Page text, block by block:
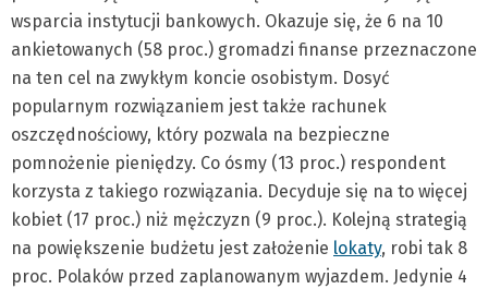
wsparcia instytucji bankowych. Okazuje się, że 6 na 10
ankietowanych (58 proc.) gromadzi finanse przeznaczone
na ten cel na zwykłym koncie osobistym. Dosyć
popularnym rozwiązaniem jest także rachunek
oszczędnościowy, który pozwala na bezpieczne
pomnożenie pieniędzy. Co ósmy (13 proc.) respondent
korzysta z takiego rozwiązania. Decyduje się na to więcej
kobiet (17 proc.) niż mężczyzn (9 proc.). Kolejną strategią
na powiększenie budżetu jest założenie lokaty, robi tak 8
proc. Polaków przed zaplanowanym wyjazdem. Jedynie 4